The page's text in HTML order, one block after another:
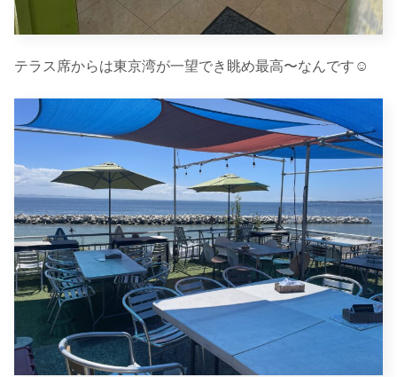
テラス席からは東京湾が一望でき眺め最高〜なんです☺︎